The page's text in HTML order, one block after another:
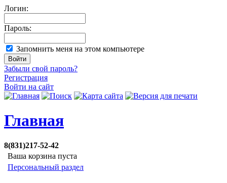
Логин:
Пароль:
Запомнить меня на этом компьютере
Забыли свой пароль?
Регистрация
Войти на сайт
Главная
8(831)217-52-42
Ваша корзина пуста
Персональный раздел